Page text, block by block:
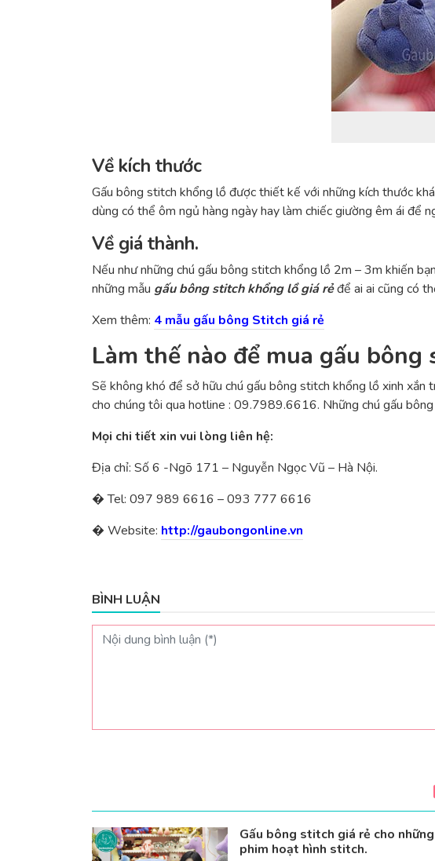
Về kích thước
Gấu bông stitch khổng lồ được thiết kế với những kích thước
dùng có thể ôm ngủ hàng ngày hay làm chiếc giường êm ái để
Về giá thành.
Nếu như những chú gấu bông stitch khổng lồ 2m – 3m khiến
những mẫu gấu bông stitch khổng lồ giá rẻđể ai ai cũng có
Xem thêm: 4 mẫu gấu bông Stitch giá rẻ
Làm thế nào để mua gấu
Sẽ không khó để sở hữu chú gấu bông stitch khổng lồ xinh xắn
cho chúng tôi qua hotline : 09.7989.6616. Những chú gấu
Mọi chi tiết xin vui lòng liên hệ:
Địa chỉ: Số 6 -Ngõ 171 – Nguyễn Ngọc Vũ – Hà Nội.
� Tel: 097 989 6616 – 093 777 6616
� Website: http://gaubongonline.vn
BÌNH LUẬN
Gấu bông stitch giá rẻ cho
phim hoạt hình stitch.